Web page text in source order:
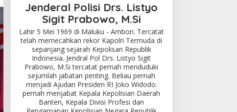
Jenderal Polisi Drs. Listyo
Sigit Prabowo, M.Si
Lahir 5 Mei 1969 di Maluku - Ambon. Tercatat
telah memecahkan rekor Kapolri Termuda di
sepanjang sejarah Kepolisan Republik
Indonesia. Jendral Pol Drs. Listyo Sigit
Prabowo, M.Si tercatat pernah menduduki
sejumlah jabatan penting. Beliau pernah
menjadi Ajudan Presiden RI Joko Widodo.
pernah menjabat Kepala Kepolisian Daerah
Banten, Kepala Divisi Profesi dan